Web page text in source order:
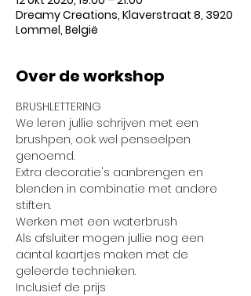
Dreamy Creations, Klaverstraat 8, 3920
Lommel, België
Over de workshop
BRUSHLETTERING
We leren jullie schrijven met een
brushpen, ook wel penseelpen
genoemd.
Extra decoratie's aanbrengen en
blenden in combinatie met andere
stiften.
Werken met een waterbrush
Als afsluiter mogen jullie nog een
aantal kaartjes maken met de
geleerde technieken.
Inclusief de prijs